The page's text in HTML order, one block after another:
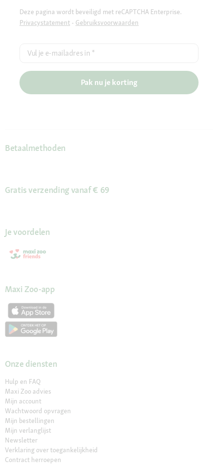
Deze pagina wordt beveiligd met reCAPTCHA Enterprise.
Privacystatement - Gebruiksvoorwaarden
Vul je e-mailadres in *
Pak nu je korting
Betaalmethoden
Gratis verzending vanaf € 69
Je voordelen
Maxi Zoo-app
Onze diensten
Hulp en FAQ
Maxi Zoo advies
Mijn account
Wachtwoord opvragen
Mijn bestellingen
Mijn verlanglijst
Newsletter
Verklaring over toegankelijkheid
Contract herroepen